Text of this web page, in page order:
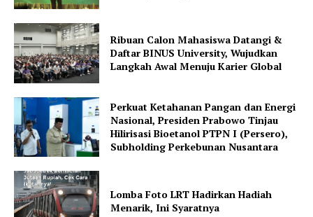
Ribuan Calon Mahasiswa Datangi &
Daftar BINUS University, Wujudkan
Langkah Awal Menuju Karier Global
Perkuat Ketahanan Pangan dan Energi
Nasional, Presiden Prabowo Tinjau
Hilirisasi Bioetanol PTPN I (Persero),
Subholding Perkebunan Nusantara
Lomba Foto LRT Hadirkan Hadiah
Menarik, Ini Syaratnya